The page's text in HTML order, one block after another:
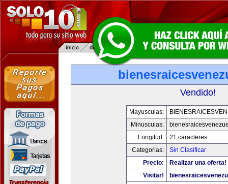
Vendido!
Mayusculas:
Minusculas:
Longitud:
21 caracteres
Categorias:
Sin Clasificar
Precio:
Realizar una oferta!
Visitar!